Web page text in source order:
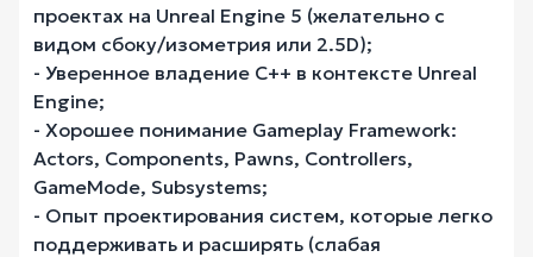
проектах на Unreal Engine 5 (желательно с
видом сбоку/изометрия или 2.5D);
- Уверенное владение C++ в контексте Unreal
Engine;
- Хорошее понимание Gameplay Framework:
Actors, Components, Pawns, Controllers,
GameMode, Subsystems;
- Опыт проектирования систем, которые легко
поддерживать и расширять (слабая